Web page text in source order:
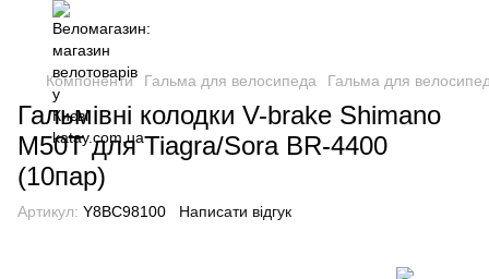
Компоненти Гальма для велосипеда Гальма для
Гальмівні колодки V-brake Shimano
M50T для Tiagra/Sora BR-4400
(10пар)
Артикул: Y8BC98100 Написати відгук